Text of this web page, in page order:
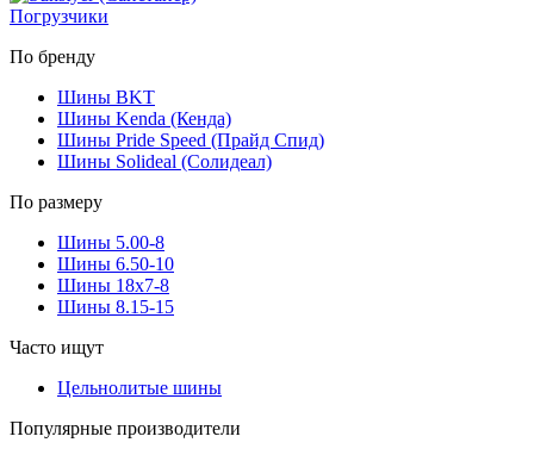
Погрузчики
По бренду
Шины BKT
Шины Kenda (Кенда)
Шины Pride Speed (Прайд Спид)
Шины Solideal (Солидеал)
По размеру
Шины 5.00-8
Шины 6.50-10
Шины 18x7-8
Шины 8.15-15
Часто ищут
Цельнолитые шины
Популярные производители